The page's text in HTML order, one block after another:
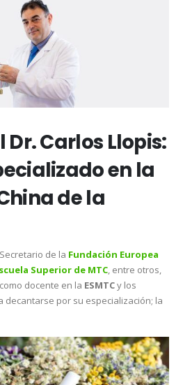
Carlos Llopis:
en la
de la
de la Fundación Europea
Superior de MTC, entre otros,
docente en la ESMTCy los
decantarse por su especialización; la